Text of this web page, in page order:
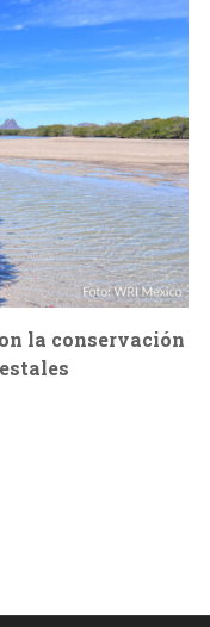
la conservación